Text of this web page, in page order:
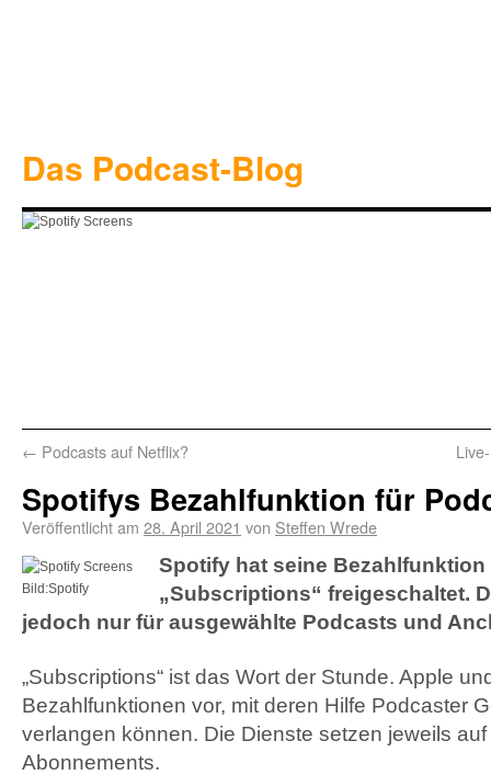
Das Podcast-Blog
← Podcasts auf Netflix?
Spotifys Bezahlfunktion für
Veröffentlicht am 28. April 2021 von Steffen Wrede
Bild:Spotify
Spotify hat seine
„Subscriptions“ freigeschaltet.
jedoch nur für ausgewählte Podcasts und
„Subscriptions“ ist das Wort der Stunde. Apple
Bezahlfunktionen vor, mit deren Hilfe Podcaster
verlangen können. Die Dienste setzen jeweils
Abonnements.